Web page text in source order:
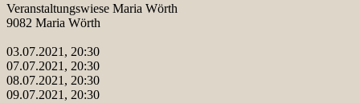
Veranstaltungswiese Maria Wörth
9082 Maria Wörth
03.07.2021, 20:30
07.07.2021, 20:30
08.07.2021, 20:30
09.07.2021, 20:30